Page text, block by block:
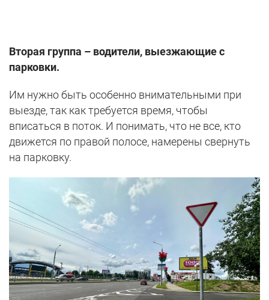
Вторая группа – водители, выезжающие с
парковки.
Им нужно быть особенно внимательными при
выезде, так как требуется время, чтобы
вписаться в поток. И понимать, что не все, кто
движется по правой полосе, намерены свернуть
на парковку.